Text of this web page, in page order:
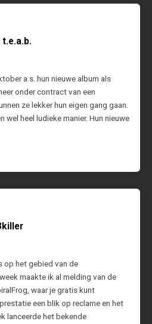
t.e.a.b.
a.s. hun nieuwe album als
onder contract van een
ze lekker hun eigen gang gaan.
wel heel ludieke manier. Hun nieuwe
op het gebied van de
maakte ik al melding van de
waar je gratis kunt
een blik op reclame en het
lanceerde het bekende